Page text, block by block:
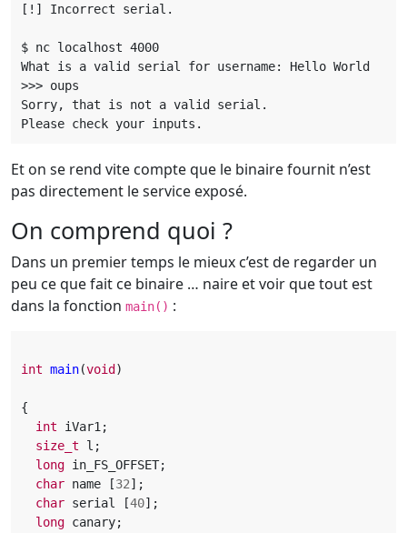
[!] Incorrect serial.
$ nc localhost 4000
What is a valid serial for username: Hello World
>>> oups
Sorry, that is not a valid serial.
Et on se rend vite compte que le binaire fournit n’est
pas directement le service exposé.
On comprend quoi ?
Dans un premier temps le mieux c’est de regarder un
peu ce que fait ce binaire … naire et voir que tout est
dans la fonction main() :
int main(void )
{
int
iVar1;
size_t
l ;
long in_FS_OFFSET;
char name [32];
char serial [40];
long canary;